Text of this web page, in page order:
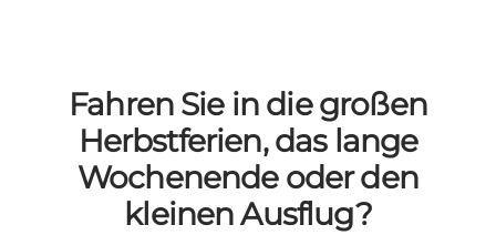
Fahren Sie in die großen
Herbstferien, das lange
Wochenende oder den
kleinen Ausflug?